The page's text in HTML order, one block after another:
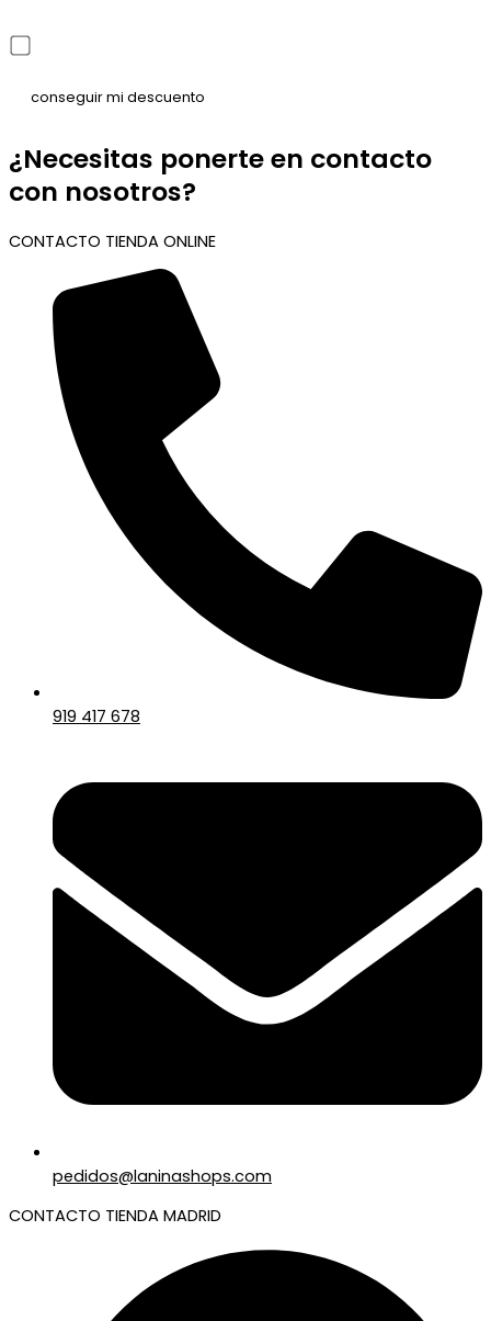
¿Necesitas ponerte en contacto
con nosotros?
CONTACTO TIENDA ONLINE
919 417 678
pedidos@laninashops.com
CONTACTO TIENDA MADRID